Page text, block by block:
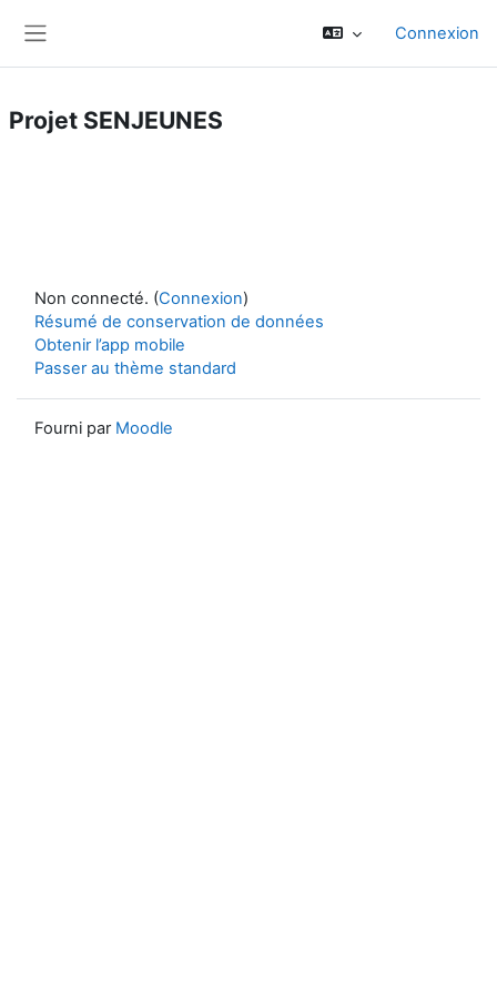
Connexion
Projet SENJEUNES
Non connecté. (Connexion)
Résumé de conservation de données
Obtenir l’app mobile
Passer au thème standard
Fourni par Moodle